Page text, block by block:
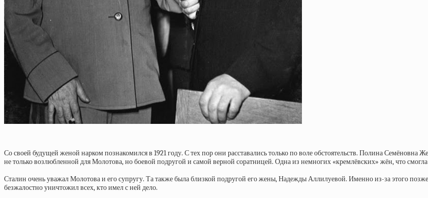
Со своей будущей женой нарком познакомился в 1921 году. С тех пор они расставались только по воле обстоятельств. Полина
не только возлюбленной для Молотова, но боевой подругой и самой верной соратницей. Одна из немногих «кремлёвских» жён, что
Сталин очень уважал Молотова и его супругу. Та также была близкой подругой его жены, Надежды Аллилуевой. Именно из-за этого
безжалостно уничтожил всех, кто имел с ней дело.